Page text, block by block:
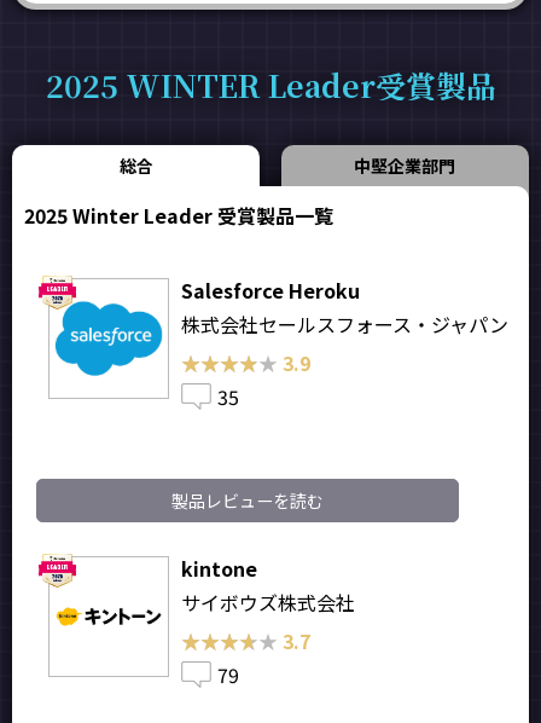
2025 WINTER Leader受賞製品
総合 中堅企業部門
2025 Winter Leader 受賞製品一覧
Salesforce Heroku
株式会社セールスフォース・ジャパン
★★★★★
★★★★★ 3.9
35
製品レビューを読む
kintone
サイボウズ株式会社
★★★★★
★★★★★ 3.7
79